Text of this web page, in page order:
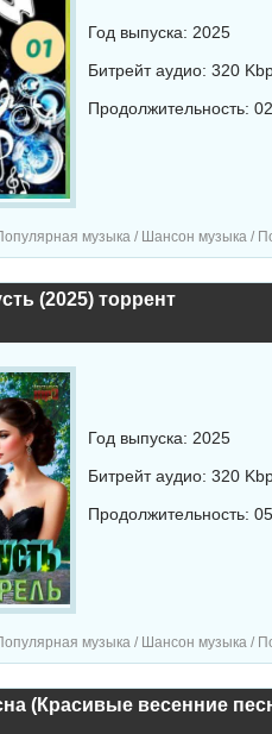
Год выпуска: 2025
Битрейт аудио: 320
Продолжительность:
музыка / Шансон музыка /
(2025) торрент
Год выпуска: 2025
Битрейт аудио: 320
Продолжительность:
музыка / Шансон музыка /
(Красивые весенние